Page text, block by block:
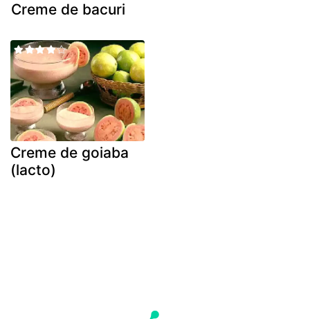
Creme de bacuri
Creme de goiaba
(lacto)